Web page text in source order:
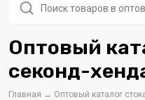
товаров
Оптовый
секонд-
Главная → Оптовый каталог